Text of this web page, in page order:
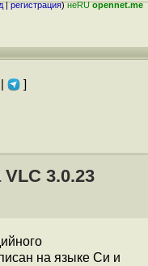
|регистрация)неRUopennet.me
]
3.0.23
на языке Си и